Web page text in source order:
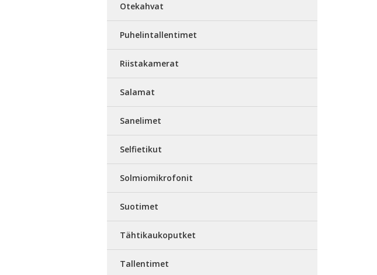
Otekahvat
Puhelintallentimet
Riistakamerat
Salamat
Sanelimet
Selfietikut
Solmiomikrofonit
Suotimet
Tähtikaukoputket
Tallentimet